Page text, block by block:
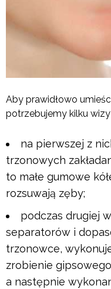
Aby prawidłowo
potrzebujemy kilku
na pierwszej z
trzonowych
to małe gumowe
rozsuwają zęby;
podczas drugiej
separatorów i
trzonowce,
zrobienie
a następnie